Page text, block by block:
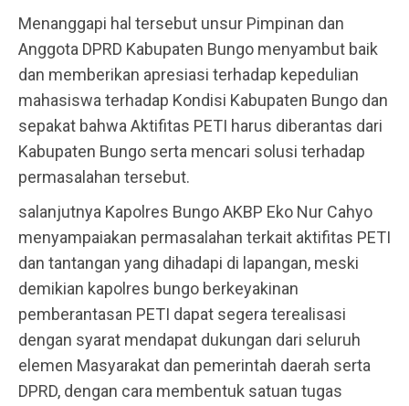
Menanggapi hal tersebut unsur Pimpinan dan
Anggota DPRD Kabupaten Bungo menyambut baik
dan memberikan apresiasi terhadap kepedulian
mahasiswa terhadap Kondisi Kabupaten Bungo dan
sepakat bahwa Aktifitas PETI harus diberantas dari
Kabupaten Bungo serta mencari solusi terhadap
permasalahan tersebut.
salanjutnya Kapolres Bungo AKBP Eko Nur Cahyo
menyampaiakan permasalahan terkait aktifitas PETI
dan tantangan yang dihadapi di lapangan, meski
demikian kapolres bungo berkeyakinan
pemberantasan PETI dapat segera terealisasi
dengan syarat mendapat dukungan dari seluruh
elemen Masyarakat dan pemerintah daerah serta
DPRD, dengan cara membentuk satuan tugas